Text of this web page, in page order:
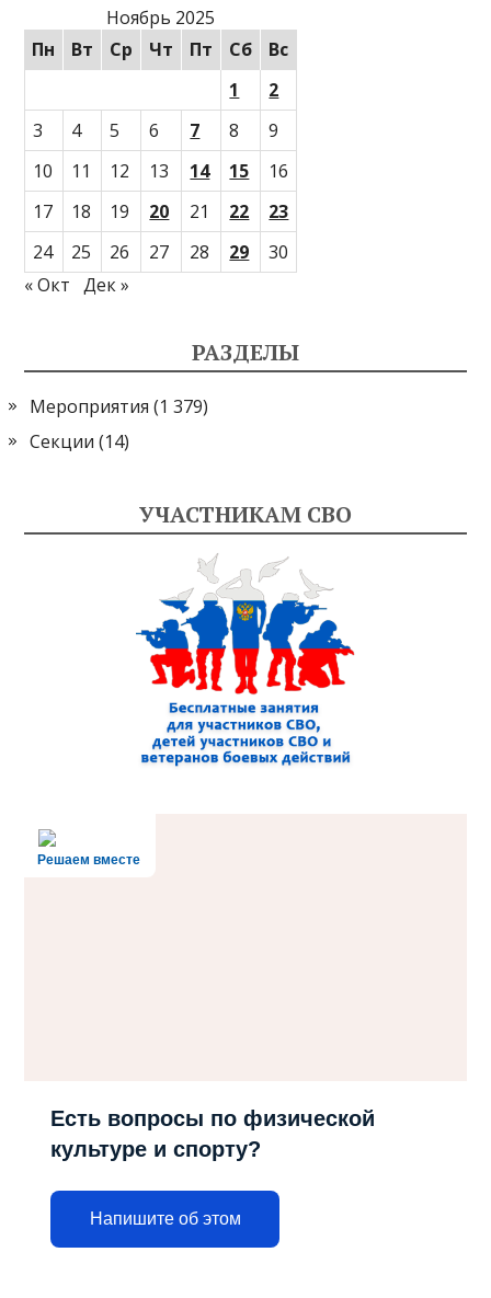
Ноябрь 2025
Пн
Вт Ср Чт Пт Сб
Вс
1
2
3
4 5 6 7 8
9
10
11 12 13 14 15
16
17
18 19 20 21 22
23
24
25 26 27 28 29
30
« Окт
Дек »
РАЗДЕЛЫ
Мероприятия (1 379)
Секции (14)
УЧАСТНИКАМ СВО
Решаем вместе
Есть вопросы по физической
культуре и спорту?
Напишите об этом